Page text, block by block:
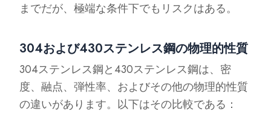
までだが、極端な条件下でもリスクはある。
304および430ステンレス鋼の物理的性質
304ステンレス鋼と430ステンレス鋼は、密
度、融点、弾性率、およびその他の物理的性質
の違いがあります。以下はその比較である：